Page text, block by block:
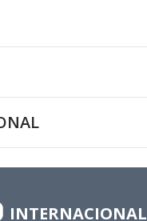
INTERNACIONAL